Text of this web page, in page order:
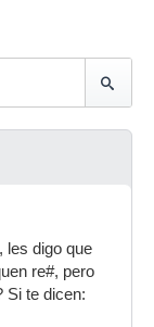
les digo que
re#, pero
Si te dicen: